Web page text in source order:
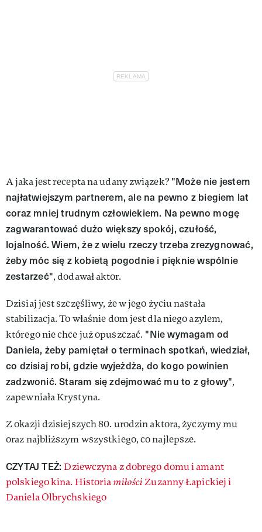
A jaka jest recepta na udany związek?"Może nie jestem
najłatwiejszym partnerem, ale na pewno z biegiem lat
coraz mniej trudnym człowiekiem. Na pewno mogę
zagwarantować dużo większy spokój, czułość,
lojalność. Wiem, że z wielu rzeczy trzeba zrezygnować,
żeby móc się z kobietą pogodnie i pięknie wspólnie
zestarzeć", dodawał aktor.
Dzisiaj jest szczęśliwy, że w jego życiu nastała
stabilizacja. To właśnie dom jest dla niego azylem,
którego nie chce już opuszczać. "Nie wymagam od
Daniela, żeby pamiętał o terminach spotkań, wiedział,
co dzisiaj robi, gdzie wyjeżdża, do kogo powinien
zadzwonić. Staram się zdejmować mu to z głowy",
zapewniała Krystyna.
Z okazji dzisiejszych 80. urodzin aktora, życzymy mu
oraz najbliższym wszystkiego, co najlepsze.
CZYTAJ TEŻ:Dziewczyna z dobrego domu i amant
polskiego kina. HistoriamiłościZuzanny Łapickiej i
Daniela Olbrychskiego